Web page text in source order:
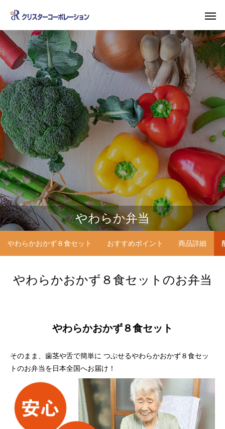
やわらか弁当
やわらかおかず８食セット おすすめポイント 商品詳細
やわらかおかず８食セットのお弁当
やわらかおかず８食セット
そのまま、歯茎や舌で簡単に つぶせるやわらかおかず８食セッ
トのお弁当を日本全国へお届け！